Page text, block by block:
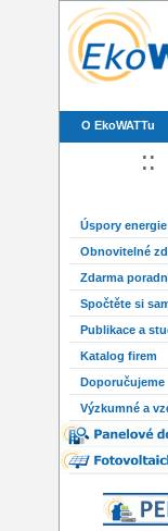
O EkoWATTu
::
Úspory energie
Obnovitelné
Zdarma
Spočtěte si
Publikace a
Katalog firem
Doporučujeme
Výzkumné a